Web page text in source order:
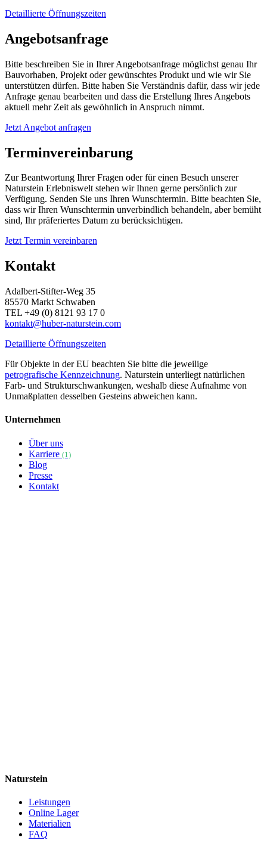
Detaillierte Öffnungszeiten
Angebotsanfrage
Bitte beschreiben Sie in Ihrer Angebotsanfrage möglichst genau Ihr
Bauvorhaben, Projekt oder gewünschtes Produkt und wie wir Sie
unterstützen dürfen. Bitte haben Sie Verständnis dafür, dass wir jede
Anfrage genau bearbeiten und dass die Erstellung Ihres Angebots
aktuell mehr Zeit als gewöhnlich in Anspruch nimmt.
Jetzt Angebot anfragen
Terminvereinbarung
Zur Beantwortung Ihrer Fragen oder für einen Besuch unserer
Naturstein Erlebniswelt stehen wir Ihnen gerne persönlich zur
Verfügung. Senden Sie uns Ihren Wunschtermin. Bitte beachten Sie,
dass wir Ihren Wunschtermin unverbindlich behandeln, aber bemüht
sind, Ihr präferiertes Datum zu berücksichtigen.
Jetzt Termin vereinbaren
Kontakt
Adalbert-Stifter-Weg 35
85570 Markt Schwaben
TEL +49 (0) 8121 93 17 0
kontakt@huber-naturstein.com
Detaillierte Öffnungszeiten
Für Objekte in der EU beachten Sie bitte die jeweilige
petrografische Kennzeichnung. Naturstein unterliegt natürlichen
Farb- und Strukturschwankungen, weshalb diese Aufnahme von
Unmaßplatten desselben Gesteins abweichen kann.
Unternehmen
Über uns
Karriere (1)
Blog
Presse
Kontakt
Naturstein
Leistungen
Online Lager
Materialien
FAQ